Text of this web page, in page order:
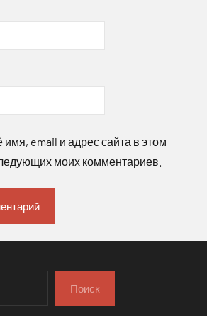
email и адрес сайта в этом
моих комментариев.
Поиск